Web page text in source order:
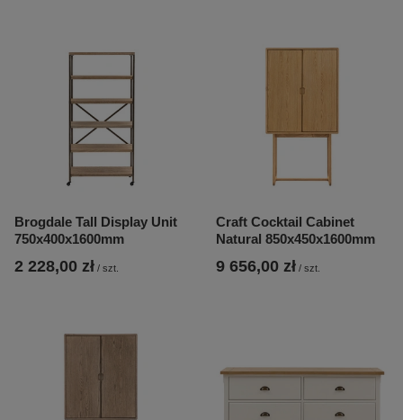
Brogdale Tall Display Unit
750x400x1600mm
2 228,00 zł / szt.
Craft Cocktail Cabinet
Natural 850x450x1600mm
9 656,00 zł / szt.